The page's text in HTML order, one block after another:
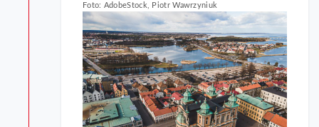
Foto: AdobeStock, Piotr Wawrzyniuk